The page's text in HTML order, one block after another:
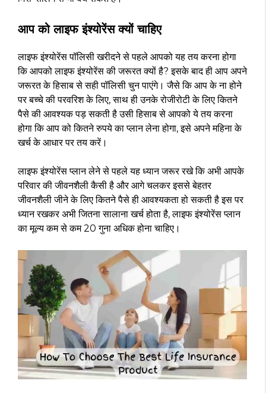
आप को लाइफ इंश्योरेंस क्यों चाहिए
लाइफ इंश्योरेंस पॉलिसी खरीदने से पहले आपको यह तय करना होगा
कि आपको लाइफ इंश्योरेंस की जरूरत क्यों है? इसके बाद ही आप अपने
जरूरत के हिसाब से सही पॉलिसी चुन पाएंगे। जैसे कि आप के ना होने
पर बच्चे की परवरिश के लिए, साथ ही उनके रोजीरोटी के लिए कितने
पैसे की आवश्यक पड़ सकती है उसी हिसाब से आपको ये तय करना
होगा कि आप को कितने रुपये का प्लान लेना होगा, इसे अपने महिना के
खर्च के आधार पर तय करें।
लाइफ इंश्योरेंस प्लान लेने से पहले यह ध्यान जरूर रखे कि अभी आपके
परिवार की जीवनशैली कैसी है और आगे चलकर इससे बेहतर
जीवनशैली जीने के लिए कितने पैसे ही आवश्यकता हो सकती है इस पर
ध्यान रखकर अभी जितना सालाना खर्च होता है, लाइफ इंश्योरेंस प्लान
का मूल्य कम से कम 20 गुना अधिक होना चाहिए।